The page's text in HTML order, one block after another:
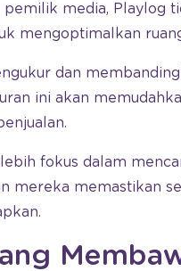
media, Playlog
mengoptimalkan
dan
ini akan
fokus dalam
mereka memastikan